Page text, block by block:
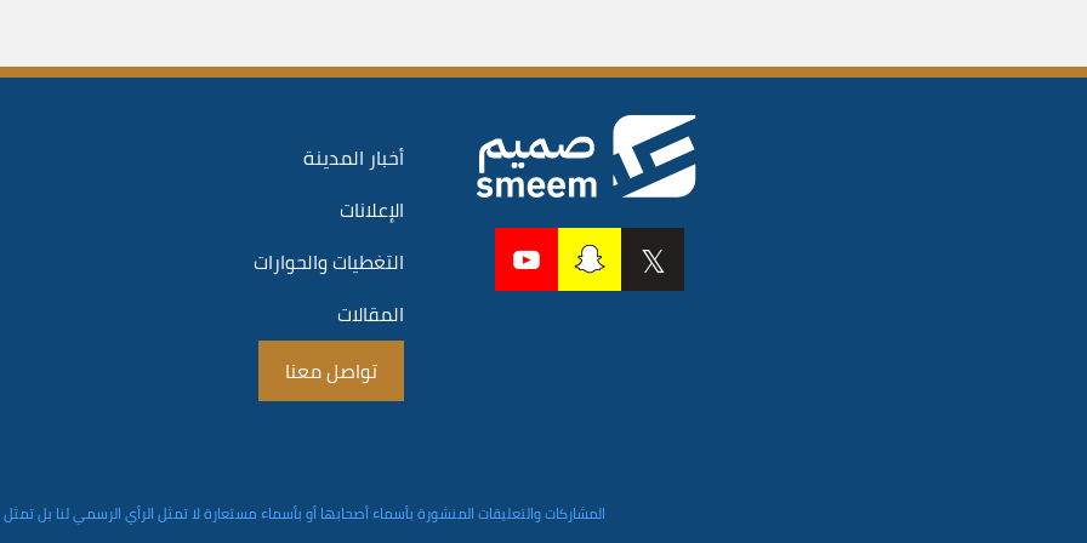
أخبار المدينة
الإعلانات
التغطيات والحوارات
المقالات
تواصل معنا
المشاركات والتعليقات المنشورة بأسماء أصحابها أو بأسماء مستعارة لا تمثل الرأي الرسمي لنا بل